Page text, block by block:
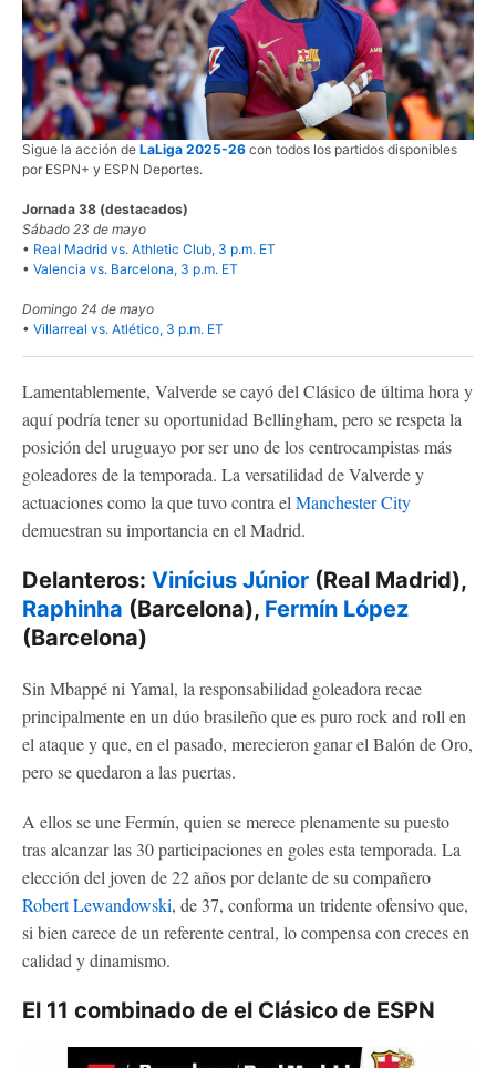
Sigue la acción de LaLiga 2025-26 con todos los partidos disponibles
por ESPN+ y ESPN Deportes.
Jornada 38 (destacados)
Sábado 23 de mayo
• Real Madrid vs. Athletic Club, 3 p.m. ET
• Valencia vs. Barcelona, 3 p.m. ET
Domingo 24 de mayo
• Villarreal vs. Atlético, 3 p.m. ET
Lamentablemente, Valverde se cayó del Clásico de última hora y
aquí podría tener su oportunidad Bellingham, pero se respeta la
posición del uruguayo por ser uno de los centrocampistas más
goleadores de la temporada. La versatilidad de Valverde y
actuaciones como la que tuvo contra el Manchester City
demuestran su importancia en el Madrid.
Delanteros: Vinícius Júnior (Real Madrid),
Raphinha (Barcelona), Fermín López
(Barcelona)
Sin Mbappé ni Yamal, la responsabilidad goleadora recae
principalmente en un dúo brasileño que es puro rock and roll en
el ataque y que, en el pasado, merecieron ganar el Balón de Oro,
pero se quedaron a las puertas.
A ellos se une Fermín, quien se merece plenamente su puesto
tras alcanzar las 30 participaciones en goles esta temporada. La
elección del joven de 22 años por delante de su compañero
Robert Lewandowski, de 37, conforma un tridente ofensivo que,
si bien carece de un referente central, lo compensa con creces en
calidad y dinamismo.
El 11 combinado de el Clásico de ESPN